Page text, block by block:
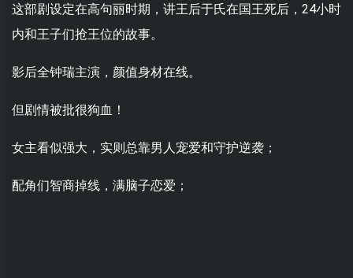
这部剧设定在高句丽时期，讲王后于氏在国王死后，24小时
内和王子们抢王位的故事。
影后全钟瑞主演，颜值身材在线。
但剧情被批很狗血！
女主看似强大，实则总靠男人宠爱和守护逆袭；
配角们智商掉线，满脑子恋爱；